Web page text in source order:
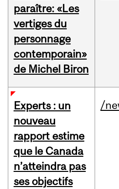
paraître: «Les
vertiges du
personnage
contemporain»
de Michel Biron
Experts : un
nouveau
rapport estime
que le Canada
n’atteindra pas
ses objectifs
/